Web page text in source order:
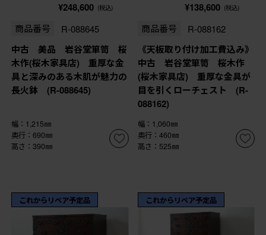
¥248,600 (税込)
商品番号 R-088645
中古 美品 岩谷堂箪笥 桜
木作(桜木家具店) 重厚な金
具と深みのある木肌が魅力の
長火鉢 (R-088645)
幅：1,215㎜
奥行：690㎜
高さ：390㎜
¥138,600 (税込)
商品番号 R-088162
《天板取り付け加工費込み》
中古 岩谷堂箪笥 桜木作
(桜木家具店) 重厚な金具が
目を引くローチェスト (R-
088162)
幅：1,060㎜
奥行：460㎜
高さ：525㎜
これからリペア予定品 これからリペア予定品